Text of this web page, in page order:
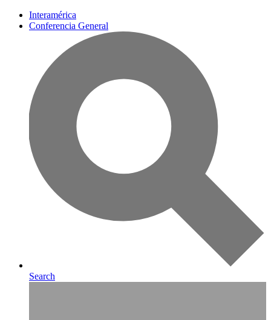
Interamérica
Conferencia General
Search